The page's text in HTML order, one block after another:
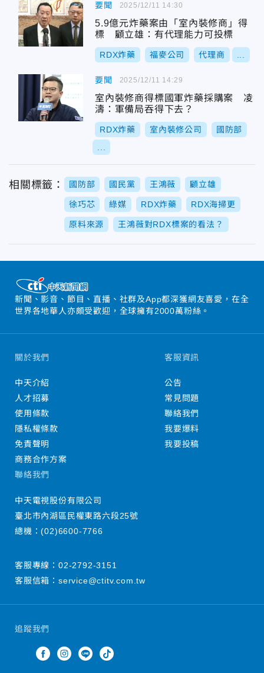
要聞
5.9億元炸藥案由「室內裝修商」得
標 顧立雄：有代理能力可投標
RDX炸藥 福麥公司 代理商
2025/12/11 14:30
要聞
室內裝修商得標國軍炸藥採購案 凌
濤：軍備局吞得下去？
RDX炸藥 室內裝修公司 國防部
2025/12/11 14:29
相關標籤： 國防部 國民黨 王鴻薇 顧立雄
徐巧芯 綠媒 RDX炸藥 RDX海掃更
原料來源 王鴻薇對RDX標案的看法？
新聞、影音、節目、直播、社群及App都深獲網友喜愛，在全
世界各地華人亦頗受歡迎，全球擁有2000萬粉絲。
追蹤我們
關於我們
中天介紹
人才招募
使用條款
隱私權條款
免責聲明
商務合作方案
客服資訊
公告
常見問題
聯絡我們
我要爆料
我要投稿
聯絡我們
中天電視股份有限公司
臺北市內湖區民權東路六段25號
總機：(02)6600-7766
客服專線： 02-2792-3151
客服信箱： service@ctitv.com.tw